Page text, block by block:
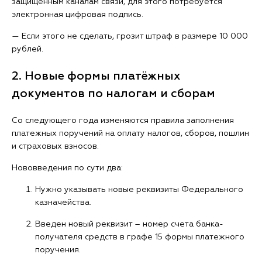
защищенным каналам связи, для этого потребуется
электронная цифровая подпись.
— Если этого не сделать, грозит штраф в размере 10 000
рублей.
2. Новые формы платёжных
документов по налогам и сборам
Со следующего года изменяются правила заполнения
платежных поручений на оплату налогов, сборов, пошлин
и страховых взносов.
Нововведения по сути два:
Нужно указывать новые реквизиты Федерального
казначейства.
Введен новый реквизит ― номер счета банка-
получателя средств в графе 15 формы платежного
поручения.